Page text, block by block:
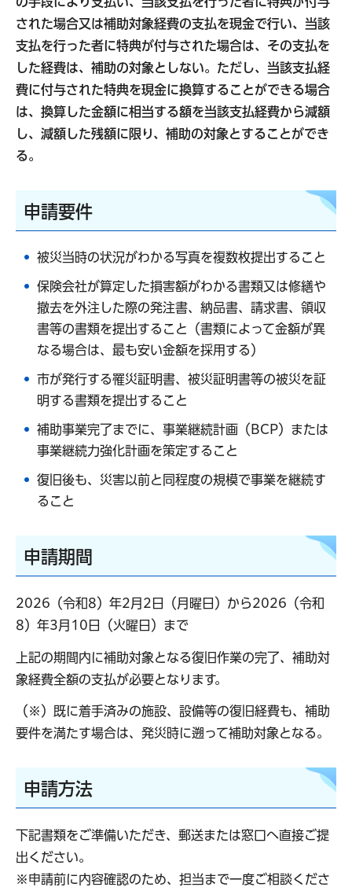
された場合又は補助対象経費の支払を現金で行い、当該
支払を行った者に特典が付与された場合は、その支払を
した経費は、補助の対象としない。ただし、当該支払経
費に付与された特典を現金に換算することができる場合
は、換算した金額に相当する額を当該支払経費から減額
し、減額した残額に限り、補助の対象とすることができ
る。
申請要件
被災当時の状況がわかる写真を複数枚提出すること
保険会社が算定した損害額がわかる書類又は修繕や
撤去を外注した際の発注書、納品書、請求書、領収
書等の書類を提出すること（書類によって金額が異
なる場合は、最も安い金額を採用する）
市が発行する罹災証明書、被災証明書等の被災を証
明する書類を提出すること
補助事業完了までに、事業継続計画（BCP）または
事業継続力強化計画を策定すること
復旧後も、災害以前と同程度の規模で事業を継続す
ること
申請期間
2026（令和8）年2月2日（月曜日）から2026（令和
8）年3月10日（火曜日）まで
上記の期間内に補助対象となる復旧作業の完了、補助対
象経費全額の支払が必要となります。
（※）既に着手済みの施設、設備等の復旧経費も、補助
要件を満たす場合は、発災時に遡って補助対象となる。
申請方法
下記書類をご準備いただき、郵送または窓口へ直接ご提
出ください。
※申請前に内容確認のため、担当まで一度ご相談くださ